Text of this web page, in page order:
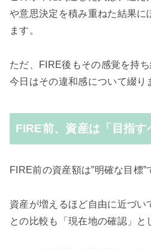
や意思決定を積み重ねた結果に
ます。
ただ、FIRE後もその感覚を持
今日はその違和感について綴り
FIRE前、資産は「目指す
FIRE前の資産額は”明確な目標”
資産が増えるほど自由に近づい
との比較も「現在地の確認」と